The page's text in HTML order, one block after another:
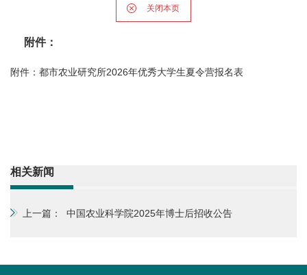
关闭本页
附件：
附件：都市农业研究所2026年优秀大学生夏令营报名表
相关新闻
上一篇： 中国农业科学院2025年博士后招收公告